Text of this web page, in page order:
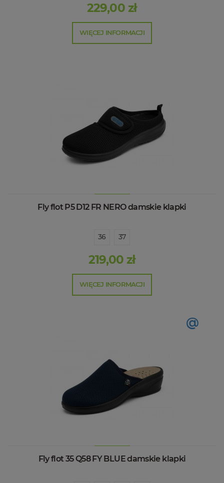
229,00 zł
WIĘCEJ INFORMACJI
Fly flot P5 D12 FR NERO damskie klapki
36 37
219,00 zł
WIĘCEJ INFORMACJI
@
Fly flot 35 Q58 FY BLUE damskie klapki